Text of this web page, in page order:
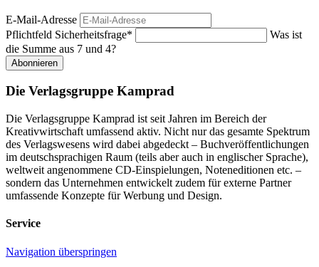
E-Mail-Adresse
Pflichtfeld Sicherheitsfrage*
Was ist
die Summe aus 7 und 4?
Abonnieren
Die Verlagsgruppe Kamprad
Die Verlagsgruppe Kamprad ist seit Jahren im Bereich der
Kreativwirtschaft umfassend aktiv. Nicht nur das gesamte Spektrum
des Verlagswesens wird dabei abgedeckt – Buchveröffentlichungen
im deutschsprachigen Raum (teils aber auch in englischer Sprache),
weltweit angenommene CD-Einspielungen, Noteneditionen etc. –
sondern das Unternehmen entwickelt zudem für externe Partner
umfassende Konzepte für Werbung und Design.
Service
Navigation überspringen